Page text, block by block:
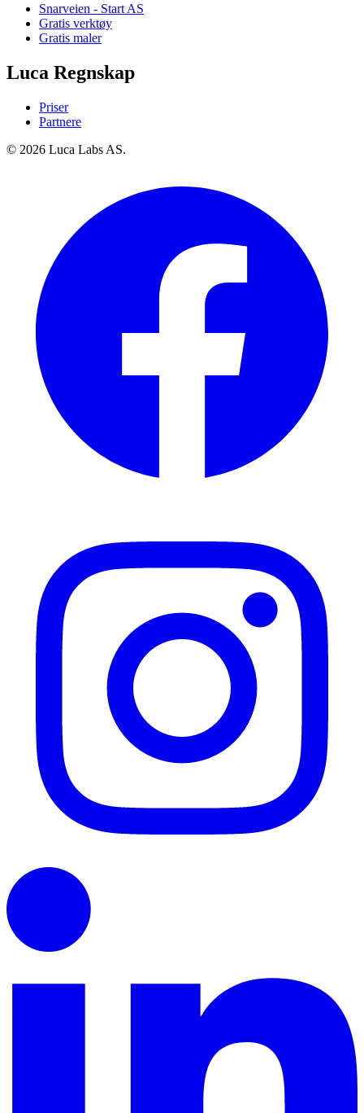
Snarveien - Start AS
Gratis verktøy
Gratis maler
Luca Regnskap
Priser
Partnere
© 2026 Luca Labs AS.